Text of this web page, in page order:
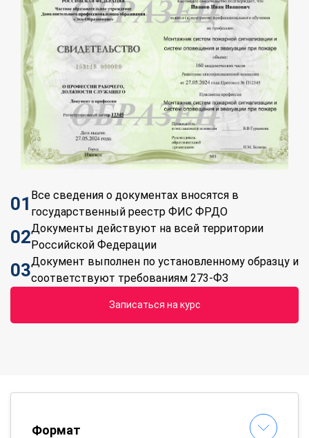
01 Все сведения о документах вносятся в
государственный реестр ФИС ФРДО
02Документы действуют на всей территории
Российской Федерации
03Документ выполнен по установленному образцу и
соответствуют требованиям 273-ФЗ
Записаться на курс
Формат